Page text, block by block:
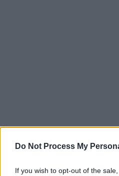
Do Not Process My
If you wish to opt-out of the